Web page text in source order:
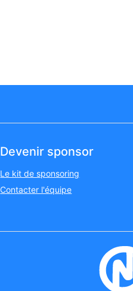
Devenir sponsor
Le kit de sponsoring
Contacter l'équipe